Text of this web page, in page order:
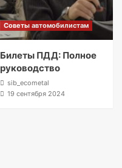
Советы автомобилистам
Билеты ПДД: Полное
руководство
sib_ecometal
19 сентября 2024